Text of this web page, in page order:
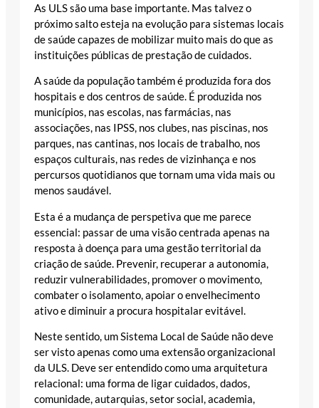
As ULS são uma base importante. Mas talvez o
próximo salto esteja na evolução para sistemas locais
de saúde capazes de mobilizar muito mais do que as
instituições públicas de prestação de cuidados.
A saúde da população também é produzida fora dos
hospitais e dos centros de saúde. É produzida nos
municípios, nas escolas, nas farmácias, nas
associações, nas IPSS, nos clubes, nas piscinas, nos
parques, nas cantinas, nos locais de trabalho, nos
espaços culturais, nas redes de vizinhança e nos
percursos quotidianos que tornam uma vida mais ou
menos saudável.
Esta é a mudança de perspetiva que me parece
essencial: passar de uma visão centrada apenas na
resposta à doença para uma gestão territorial da
criação de saúde. Prevenir, recuperar a autonomia,
reduzir vulnerabilidades, promover o movimento,
combater o isolamento, apoiar o envelhecimento
ativo e diminuir a procura hospitalar evitável.
Neste sentido, um Sistema Local de Saúde não deve
ser visto apenas como uma extensão organizacional
da ULS. Deve ser entendido como uma arquitetura
relacional: uma forma de ligar cuidados, dados,
comunidade, autarquias, setor social, academia,